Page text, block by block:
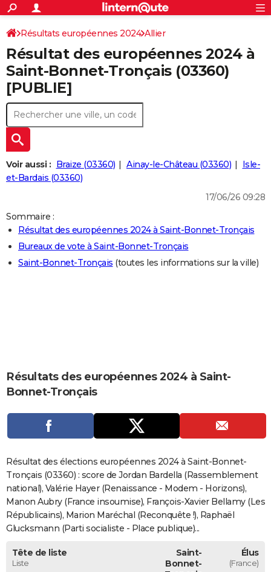
ACTUALITÉS
Politique
Société
Faits Divers
Education
Monde
Villes
+
SPORT
Coupe du monde 2026
Football
Tennis
Cyclisme
Rugby
Forum
CULTURE
Programme TV
TNT
Streaming
Cinéma
Sorties cinéma
Musique
+FINANCE
Retraite
Impôts
Epargne
Immobilier
Risques naturels par ville
Banque
Assurance
CréditAUTO
Essais
Réserver un essai
Citadines
Berlines
SUV
Forum auto
+HIGH-TECH
Mobiles
Meilleur smartphone
Internet
Ordinateurs
Jeux vidéo
Guide high-tech
+
BRICOLAGE
Forum
Aménagement intérieur
Extérieur
Cuisine
Salle de bains
Jardinage
Rangement
+
LIFESTYLE
Art de vivre
Bien-être
Loisirs
Mode
Modes de vie
SANTE
Alimentation
Guide de la santé
Maladies
Médicaments
Sommeil
VOYAGE
Carte de Noël
Carte Bonne année
Carte Saint-Valentin
Carte Pâques
Carte d'anniversaire
COPAINS D'AVANT
AVIS DE DÉCÈS
FORUM
Bricolage
Lifestyle
Culture
Sport
Auto
Television
Voyage
Cinema
S'inscrire
Connexion
Résultats européennes 2024 Allier
Résultat des européennes 2024 à
Saint-Bonnet-Tronçais (03360)
[PUBLIE]
Voir aussi : Braize (03360) Ainay-le-Château (03360)
Isle-
et-Bardais (03360)
17/06/26 09:28
Sommaire :
Résultat des européennes 2024 à Saint-Bonnet-Tronçais
Bureaux de vote à Saint-Bonnet-Tronçais
Saint-Bonnet-Tronçais (toutes les informations sur la ville)
Résultats des européennes 2024 à Saint-
Bonnet-Tronçais
Résultat des élections européennes 2024 à Saint-Bonnet-
Tronçais (03360) : score de Jordan Bardella (Rassemblement
national), Valérie Hayer (Renaissance - Modem - Horizons),
Manon Aubry (France insoumise), François-Xavier Bellamy (Les
Républicains), Marion Maréchal (Reconquête !), Raphaël
Glucksmann (Parti socialiste - Place publique)...
Tête de liste
Liste
Saint-
Bonnet-
Élus
(France)